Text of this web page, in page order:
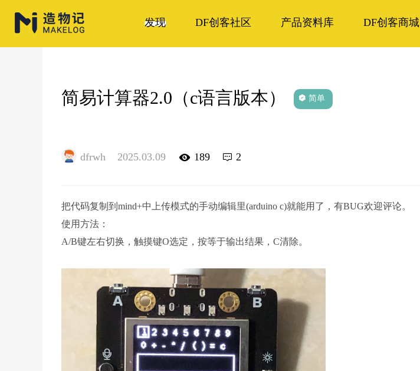
发现 DF创客社区 产品资料库 DF创客商城
简易计算器2.0（c语言版本） 简单
dfrwh 2025.03.09 189 2
把代码复制到mind+中上传模式的手动编辑里(arduino c)就能用了，有BUG欢迎评论。
使用方法：
A/B键左右切换，触摸键O选定，按等于输出结果，C清除。